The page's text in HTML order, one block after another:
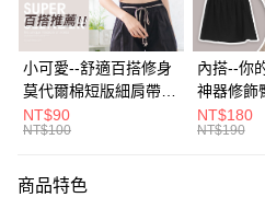
街口支付
悠遊付
Google Pay
全盈+PAY
大哥付你分期
小可愛--舒適百搭修身
莫代爾棉短版細肩帶素
色背心(白.黑.灰L-2L)-
U582眼圈熊中大尺碼
NT$90
NT$100
內搭--你
神器修飾
內搭裙/遮
6L)-Q155
NT$180
NT$190
商品特色